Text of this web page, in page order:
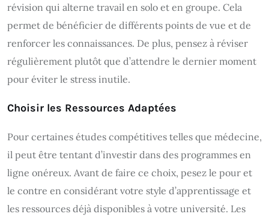
révision qui alterne travail en solo et en groupe. Cela
permet de bénéficier de différents points de vue et de
renforcer les connaissances. De plus, pensez à réviser
régulièrement plutôt que d’attendre le dernier moment
pour éviter le stress inutile.
Choisir les Ressources Adaptées
Pour certaines études compétitives telles que médecine,
il peut être tentant d’investir dans des programmes en
ligne onéreux. Avant de faire ce choix, pesez le pour et
le contre en considérant votre style d’apprentissage et
les ressources déjà disponibles à votre université. Les